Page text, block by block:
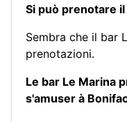
Si può prenotare
Sembra che il bar
prenotazioni.
Le bar Le Marina
s'amuser à